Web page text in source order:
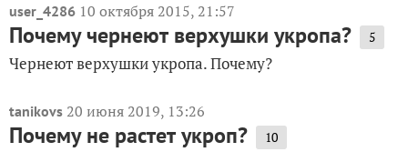
user_4286 10 октября 2015, 21:57
Почему чернеют верхушки укропа? 5
Чернеют верхушки укропа. Почему?
tanikovs 20 июня 2019, 13:26
Почему не растет укроп? 10